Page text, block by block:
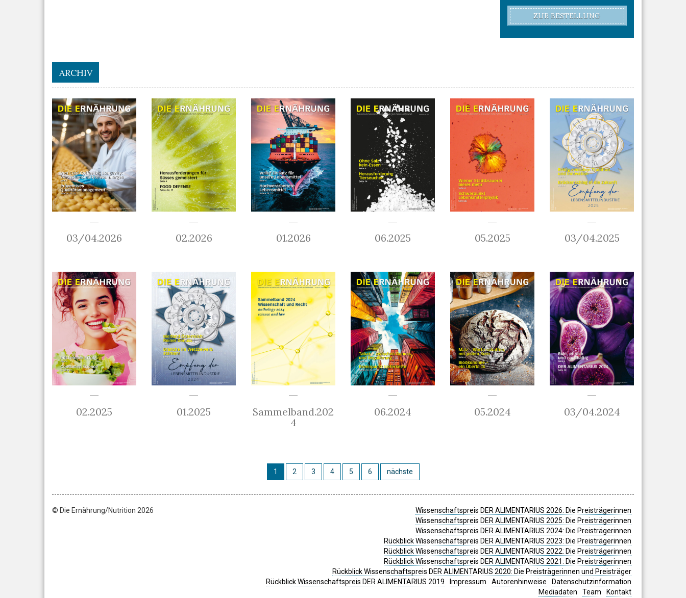
ZUR BESTELLUNG
ARCHIV
03/04.2026 02.2026 01.2026 06.2025 05.2025 03/04.2025
02.2025 01.2025
Sammelband.202
4
06.2024 05.2024 03/04.2024
1 2 3 4 5 6 nächste
© Die Ernährung/Nutrition 2026
Wissenschaftspreis DER ALIMENTARIUS 2026: Die Preisträgerinnen
Wissenschaftspreis DER ALIMENTARIUS 2025: Die Preisträgerinnen
Wissenschaftspreis DER ALIMENTARIUS 2024: Die Preisträgerinnen
Rückblick Wissenschaftspreis DER ALIMENTARIUS 2023: Die Preisträgerinnen
Rückblick Wissenschaftspreis DER ALIMENTARIUS 2022: Die Preisträgerinnen
Rückblick Wissenschaftspreis DER ALIMENTARIUS 2021: Die Preisträgerinnen
Rückblick Wissenschaftspreis DER ALIMENTARIUS 2020: Die Preisträgerinnen und Preisträger
Rückblick Wissenschaftspreis DER ALIMENTARIUS 2019
Impressum Autorenhinweise
Datenschutzinformation
Mediadaten
Team Kontakt